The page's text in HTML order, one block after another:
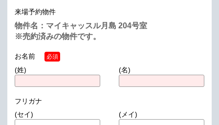
来場予約物件
物件名：マイキャッスル月島 204号室
※売約済みの物件です。
お名前 必須
(姓) (名)
フリガナ
(セイ)
(メイ)